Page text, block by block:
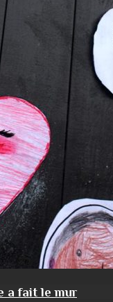
a fait le mur